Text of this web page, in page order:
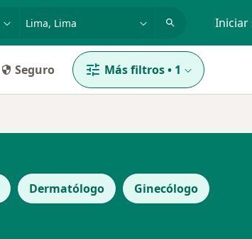
Iniciar
Seguro Más filtros• 1
Dermatólogo Ginecólogo